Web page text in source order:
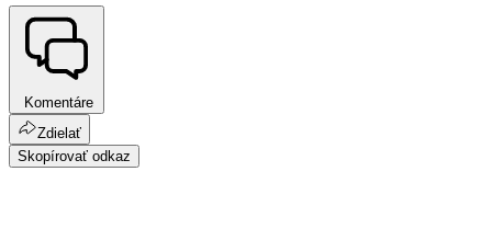
Komentáre
Zdielať
Skopírovať odkaz